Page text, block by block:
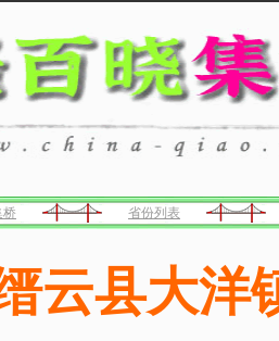
桥 省份列表
云县大洋